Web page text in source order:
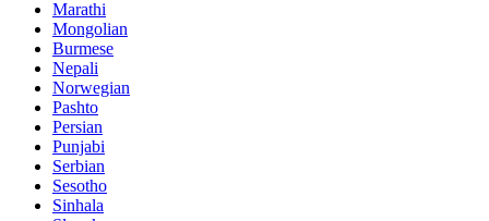
Marathi
Mongolian
Burmese
Nepali
Norwegian
Pashto
Persian
Punjabi
Serbian
Sesotho
Sinhala